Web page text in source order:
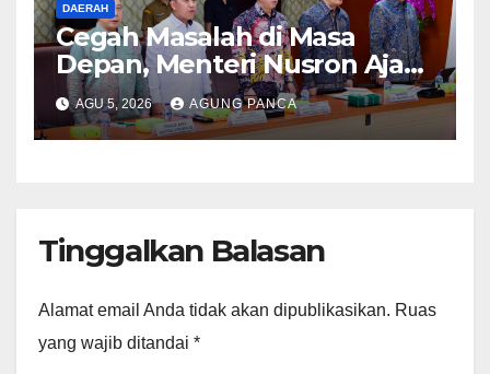
DAERAH
Cegah Masalah di Masa
Depan, Menteri Nusron Ajak
Pemda Percepat Sertipikasi
Tanah Rumah Ibadah di NTT
AGU 5, 2026 AGUNG PANCA
Tinggalkan Balasan
Alamat email Anda tidak akan dipublikasikan. Ruas
yang wajib ditandai *